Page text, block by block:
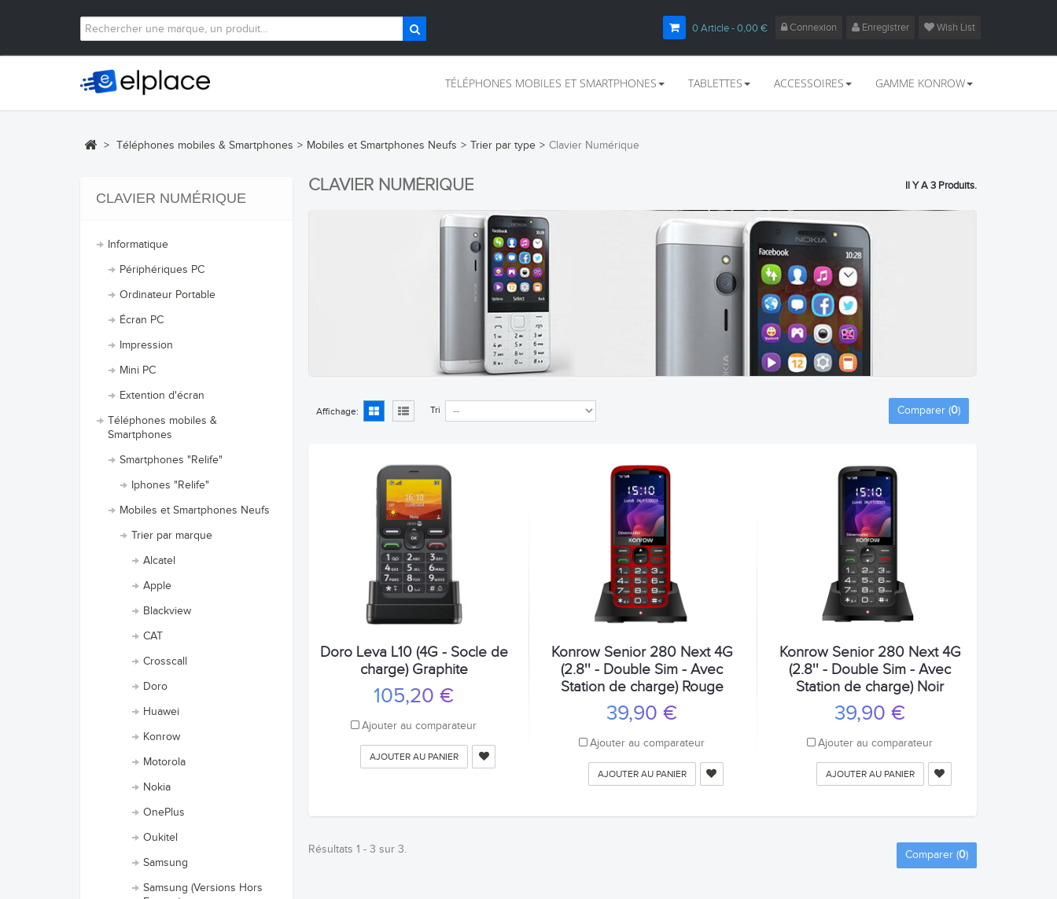
Connexion Enregistrer Wish List
0Article- 0,00 €
TÉLÉPHONES MOBILES ET SMARTPHONES TABLETTES ACCESSOIRES GAMME KONROW
> Téléphones mobiles & Smartphones > Mobiles et Smartphones Neufs > Trier par type > Clavier Numérique
CLAVIER NUMÉRIQUE
Informatique
Périphériques PC
Ordinateur Portable
Écran PC
Impression
Mini PC
Extention d'écran
Téléphones mobiles &
Smartphones
Smartphones "Relife"
Iphones "Relife"
Mobiles et Smartphones Neufs
Trier par marque
Alcatel
Apple
Blackview
CAT
Crosscall
Doro
Huawei
Konrow
Motorola
Nokia
OnePlus
Oukitel
Samsung
Samsung (Versions Hors
CLAVIER NUMÉRIQUE Il Y A 3 Produits.
Affichage: Tri Comparer (0)
Doro Leva L10 (4G - Socle de
charge) Graphite
105,20 €
Ajouter au comparateur
AJOUTER AU PANIER
Konrow Senior 280 Next 4G
(2.8'' - Double Sim - Avec
Station de charge) Rouge
39,90 €
Ajouter au comparateur
AJOUTER AU PANIER
Konrow Senior 280 Next 4G
(2.8'' - Double Sim - Avec
Station de charge) Noir
39,90 €
Ajouter au comparateur
AJOUTER AU PANIER
Comparer (0)
Résultats 1 - 3 sur 3.